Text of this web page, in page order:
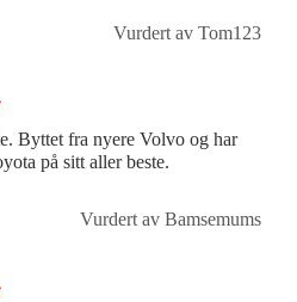
Vurdert av Tom123
Byttet fra nyere Volvo og har
på sitt aller beste.
Vurdert av Bamsemums